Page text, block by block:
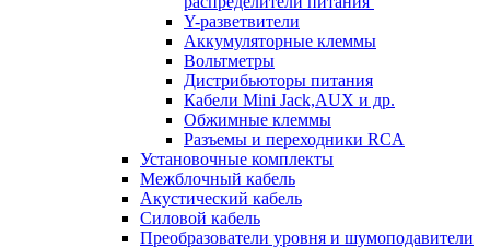
Y-разветвители
Аккумуляторные клеммы
Вольтметры
Дистрибьюторы питания
Кабели Mini Jack,AUX и др.
Обжимные клеммы
Разъемы и переходники RCA
Установочные комплекты
Межблочный кабель
Акустический кабель
Силовой кабель
Преобразователи уровня и шумоподавители